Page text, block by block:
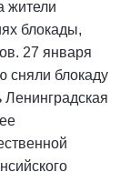
жители
блокады,
27 января
сняли блокаду